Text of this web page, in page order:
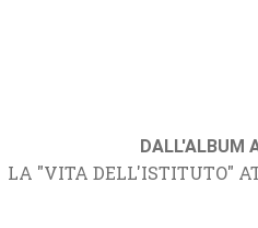
DALL'ALBUM
LA "VITA DELL'ISTITUTO"